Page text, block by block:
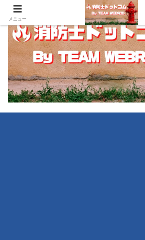
メニュー